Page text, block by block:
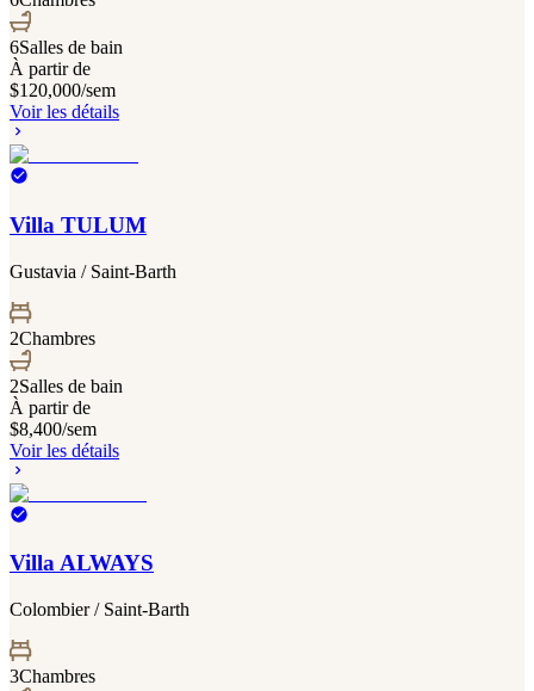
6Salles de bain
À partir de
$120,000/sem
Voir les détails
Villa TULUM
Gustavia / Saint-Barth
2Chambres
2Salles de bain
À partir de
$8,400/sem
Voir les détails
Villa ALWAYS
Colombier / Saint-Barth
3Chambres